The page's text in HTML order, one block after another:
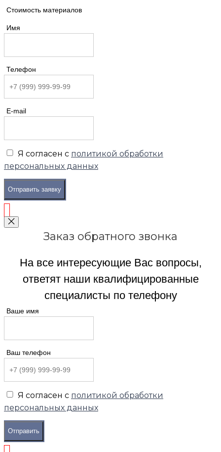
Стоимость материалов
Имя
Телефон
E-mail
Я согласен с политикой обработки
персональных данных
Отправить заявку
Заказ обратного звонка
На все интересующие Вас вопросы,
ответят наши квалифицированные
специалисты по телефону
Ваше имя
Ваш телефон
Я согласен с политикой обработки
персональных данных
Отправить